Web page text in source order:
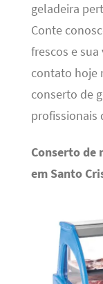
geladeira
Conte
frescos e
contato hoje
conserto de
profissionais
Conserto de
em Santo